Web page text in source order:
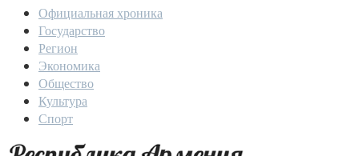
Официальная хроника
Государство
Регион
Экономика
Общество
Культура
Спорт